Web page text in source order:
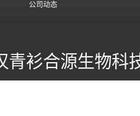
公司动态
青衫合源生物科